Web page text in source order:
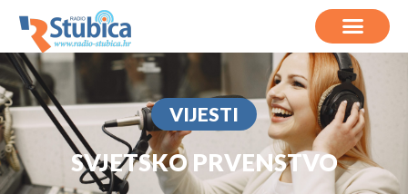
VIJESTI
SVJETSKO PRVENSTVO